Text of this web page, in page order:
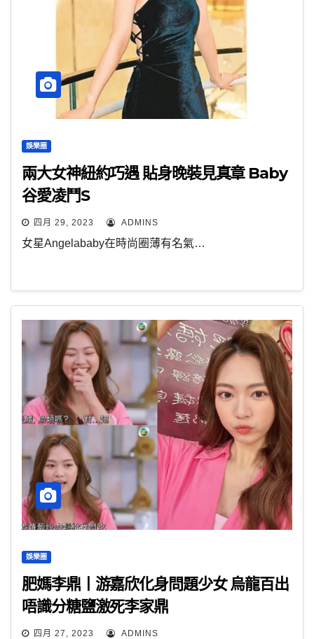
娛樂圈
兩大女神紐約巧遇 貼身晚裝見真章 Baby
谷愛凌鬥S
四月 29, 2023 ADMINS
女星Angelababy在時尚圈薄有名氣…
娛樂圈
肥媽李鼎丨游嘉欣化身問題少女 烏龍百出
唔識分糖鹽激死李家鼎
四月 27, 2023 ADMINS